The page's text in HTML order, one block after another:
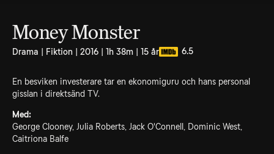
Money Monster
Drama | Fiktion | 2016 | 1h 38m | 15 år 6.5
En besviken investerare tar en ekonomiguru och hans personal
gisslan i direktsänd TV.
Med:
George Clooney, Julia Roberts, Jack O'Connell, Dominic West,
Caitriona Balfe